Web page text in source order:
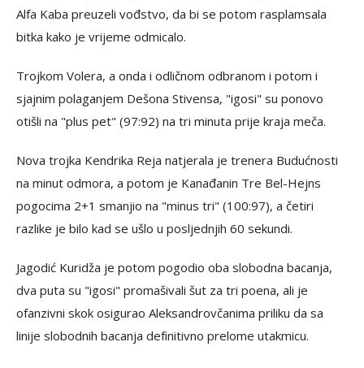
Alfa Kaba preuzeli vođstvo, da bi se potom rasplamsala
bitka kako je vrijeme odmicalo.
Trojkom Volera, a onda i odličnom odbranom i potom i
sjajnim polaganjem Dešona Stivensa, "igosi" su ponovo
otišli na "plus pet" (97:92) na tri minuta prije kraja meča.
Nova trojka Kendrika Reja natjerala je trenera Budućnosti
na minut odmora, a potom je Kanađanin Tre Bel-Hejns
pogocima 2+1 smanjio na "minus tri" (100:97), a četiri
razlike je bilo kad se ušlo u posljednjih 60 sekundi.
Jagodić Kuridža je potom pogodio oba slobodna bacanja,
dva puta su "igosi" promašivali šut za tri poena, ali je
ofanzivni skok osigurao Aleksandrovčanima priliku da sa
linije slobodnih bacanja definitivno prelome utakmicu.